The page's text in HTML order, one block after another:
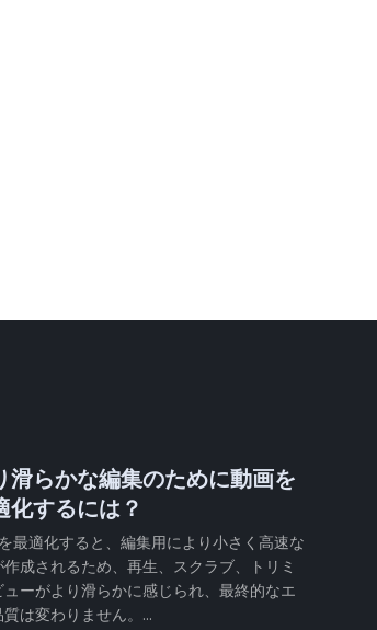
滑らかな編集のために動画を
化するには？
最適化すると、編集用により小さく高速な
成されるため、再生、スクラブ、トリミ
ューがより滑らかに感じられ、最終的なエ
は変わりません。...